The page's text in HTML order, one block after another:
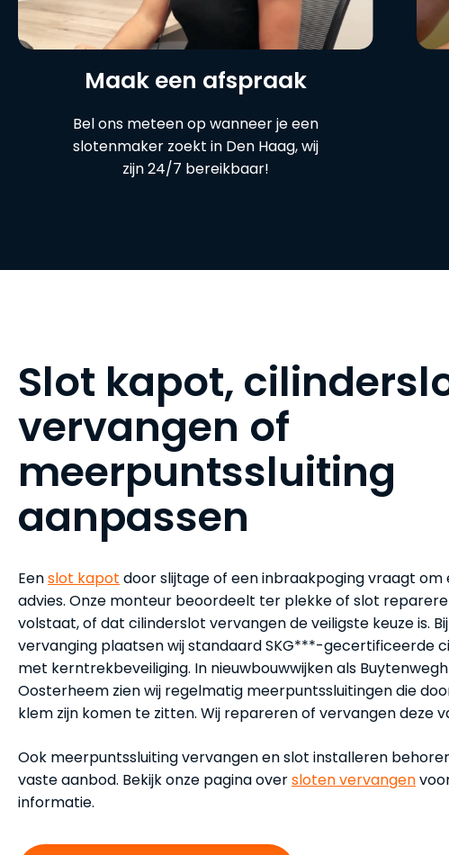
Maak een afspraak
Bel ons meteen op wanneer je een
slotenmaker zoekt in Den Haag, wij
zijn 24/7 bereikbaar!
Slot kapot,
vervangen of
meerpuntssluiting
aanpassen
Eenslot kapot door slijtage of een inbraakpoging vraagt om
advies. Onze monteur beoordeelt ter plekke of slot
volstaat, of dat cilinderslot vervangen de veiligste keuze is. Bij
vervanging plaatsen wij standaard SKG***-gecertificeerde
met kerntrekbeveiliging. In nieuwbouwwijken als
Oosterheem zien wij regelmatig meerpuntssluitingen die
klem zijn komen te zitten. Wij repareren of vervangen deze
Ook meerpuntssluiting vervangen en slot installeren
vaste aanbod. Bekijk onze pagina oversloten vervangen
informatie.